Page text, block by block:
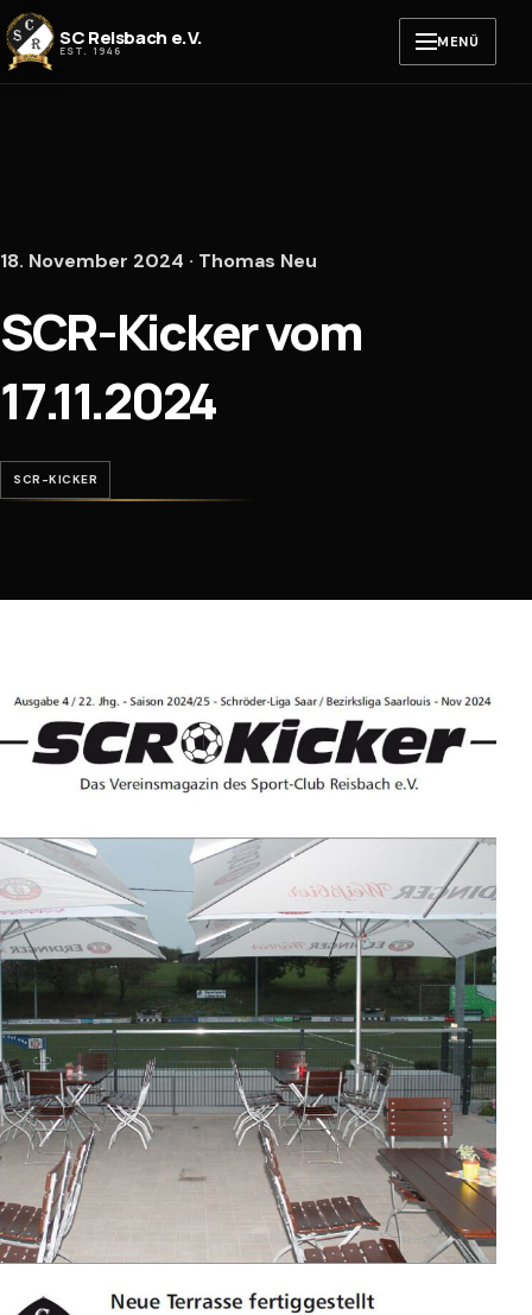
Zum Inhalt springen
SC Reisbach e.V.
EST. 1946 MENÜ
18. November 2024 · Thomas Neu
SCR-Kicker vom
17.11.2024
SCR-KICKER